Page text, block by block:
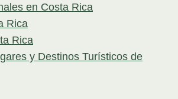
en Costa Rica
Rica
Rica
y Destinos Turísticos de